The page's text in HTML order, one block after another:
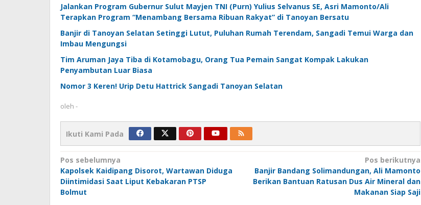
Jalankan Program Gubernur Sulut Mayjen TNI (Purn) Yulius Selvanus SE, Asri Mamonto/Ali
Terapkan Program “Menambang Bersama Ribuan Rakyat” di Tanoyan Bersatu
Banjir di Tanoyan Selatan Setinggi Lutut, Puluhan Rumah Terendam, Sangadi Temui Warga dan
Imbau Mengungsi
Tim Aruman Jaya Tiba di Kotamobagu, Orang Tua Pemain Sangat Kompak Lakukan
Penyambutan Luar Biasa
Nomor 3 Keren! Urip Detu Hattrick Sangadi Tanoyan Selatan
oleh -
Ikuti Kami Pada
Navigasi
pos
Pos sebelumnya
Kapolsek Kaidipang Disorot, Wartawan Diduga
Diintimidasi Saat Liput Kebakaran PTSP
Bolmut
Pos berikutnya
Banjir Bandang Solimandungan, Ali Mamonto
Berikan Bantuan Ratusan Dus Air Mineral dan
Makanan Siap Saji